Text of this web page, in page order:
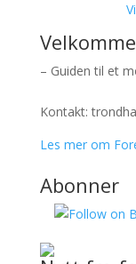
– Guiden til et
Kontakt:
Les mer om
Abonner